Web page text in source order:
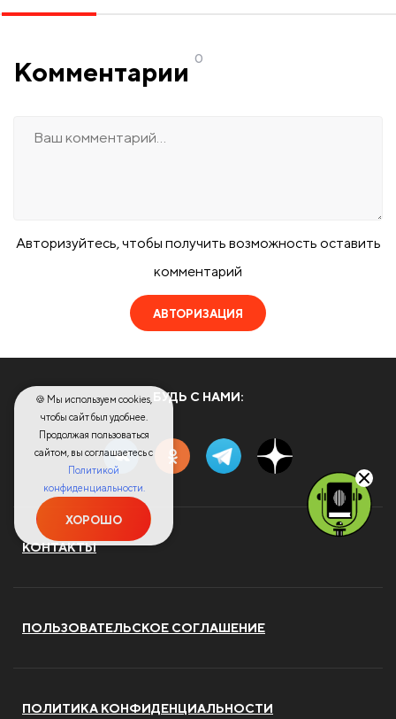
Комментарии 0
Авторизуйтесь, чтобы получить возможность оставить
комментарий
АВТОРИЗАЦИЯ
БУДЬ С НАМИ:
КОНТАКТЫ
ПОЛЬЗОВАТЕЛЬСКОЕ СОГЛАШЕНИЕ
ПОЛИТИКА КОНФИДЕНЦИАЛЬНОСТИ
🍪 Мы используем cookies,
чтобы сайт был удобнее.
Продолжая пользоваться
сайтом, вы соглашаетесь с
Политикой
конфиденциальности.
ХОРОШО